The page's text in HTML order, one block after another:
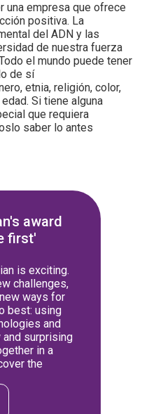
una empresa que ofrece
positiva. La
del ADN y las
de nuestra fuerza
el mundo puede tener
de sí
etnia, religión, color,
Si tiene alguna
que requiera
saber lo antes
award
first'
is exciting.
challenges,
ways for
best: using
and
and surprising
in a
the